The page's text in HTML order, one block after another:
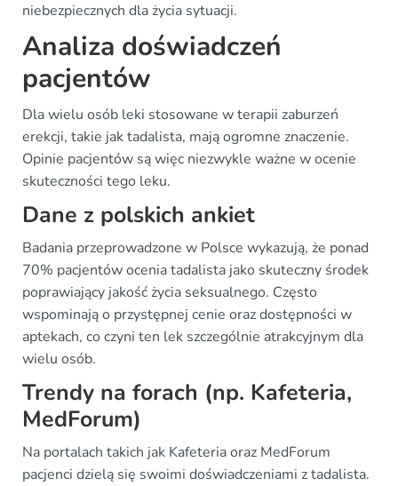
niebezpiecznych dla życia sytuacji.
Analiza doświadczeń
pacjentów
Dla wielu osób leki stosowane w terapii zaburzeń
erekcji, takie jak tadalista, mają ogromne znaczenie.
Opinie pacjentów są więc niezwykle ważne w ocenie
skuteczności tego leku.
Dane z polskich ankiet
Badania przeprowadzone w Polsce wykazują, że ponad
70% pacjentów ocenia tadalista jako skuteczny środek
poprawiający jakość życia seksualnego. Często
wspominają o przystępnej cenie oraz dostępności w
aptekach, co czyni ten lek szczególnie atrakcyjnym dla
wielu osób.
Trendy na forach (np. Kafeteria,
MedForum)
Na portalach takich jak Kafeteria oraz MedForum
pacjenci dzielą się swoimi doświadczeniami z tadalista.